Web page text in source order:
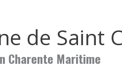
de Saint
Charente Maritime